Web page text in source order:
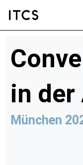
in der
München